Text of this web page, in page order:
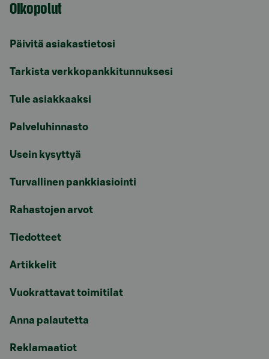
Oikopolut
Päivitä asiakastietosi
Tarkista verkkopankkitunnuksesi
Tule asiakkaaksi
Palveluhinnasto
Usein kysyttyä
Turvallinen pankkiasiointi
Rahastojen arvot
Tiedotteet
Artikkelit
Vuokrattavat toimitilat
Anna palautetta
Reklamaatiot